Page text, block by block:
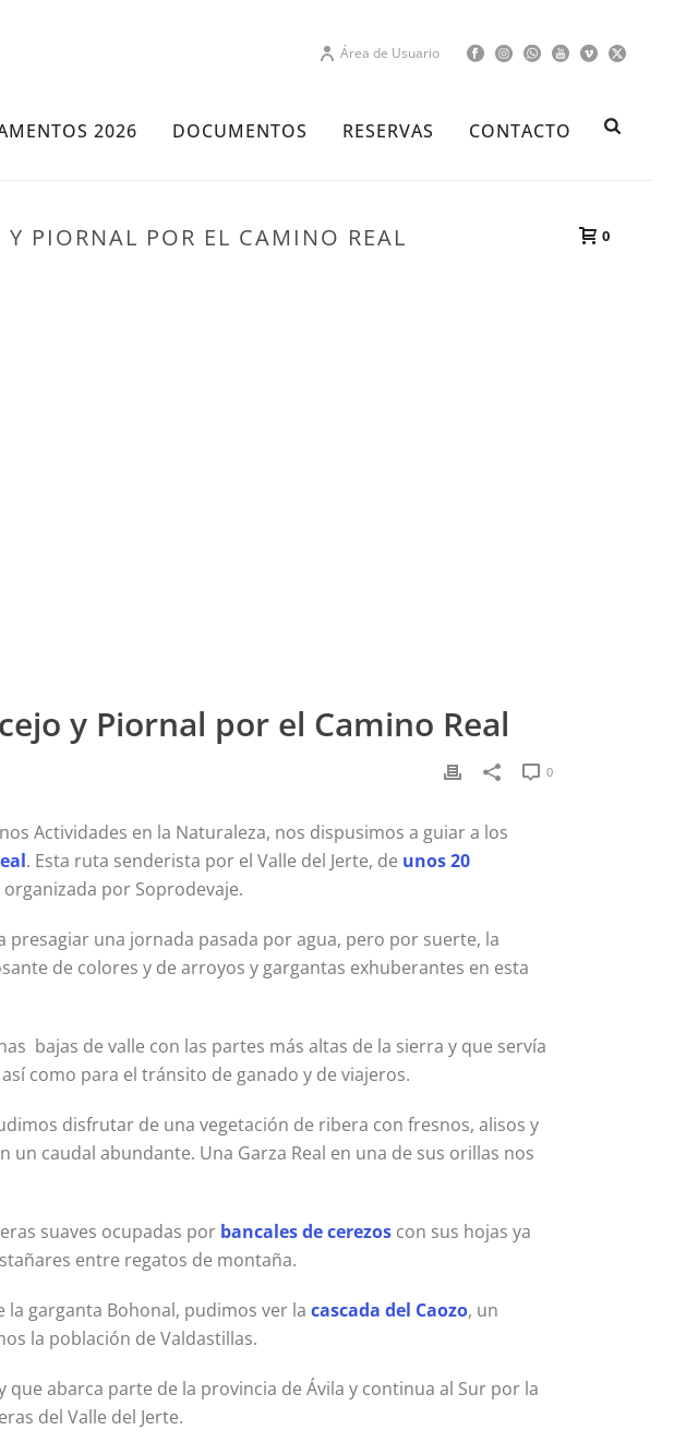
Área de Usuario
2026 DOCUMENTOS RESERVAS CONTACTO
0
PIORNAL POR EL CAMINO REAL​
y Piornal por el Camino Real​
0
Actividades en la Naturaleza, nos dispusimos a guiar a los
. Esta ruta senderista por el Valle del Jerte, de unos 20
organizada por Soprodevaje.
presagiar una jornada pasada por agua, pero por suerte, la
de colores y de arroyos y gargantas exhuberantes en esta
bajas de valle con las partes más altas de la sierra y que servía
como para el tránsito de ganado y de viajeros.
disfrutar de una vegetación de ribera con fresnos, alisos y
caudal abundante. Una Garza Real en una de sus orillas nos
suaves ocupadas por bancales de cerezos con sus hojas ya
entre regatos de montaña.
garganta Bohonal, pudimos ver la cascada del Caozo, un
la población de Valdastillas.
que abarca parte de la provincia de Ávila y continua al Sur por la
del Valle del Jerte.